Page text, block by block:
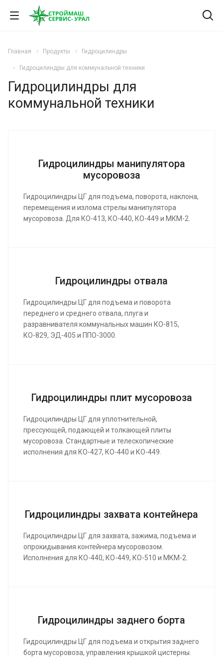
Главная Продукты Гидроцилиндры
Гидроцилиндры для коммунальной техники
Гидроцилиндры для
коммунальной техники
Гидроцилиндры манипулятора
мусоровоза
Гидроцилиндры ЦГ для подъема, поворота, наклона,
перемещения и излома стрелы манипулятора
мусоровоза. Для КО-413, КО-440, КО-449 и МКМ-2.
Гидроцилиндры отвала
Гидроцилиндры ЦГ для подъема и поворота
переднего и среднего отвала, плуга и
разравнивателя коммунальных машин КО-815,
КО-829, ЭД-405 и ППО-3000.
Гидроцилиндры плит мусоровоза
Гидроцилиндры ЦГ для уплотнительной,
прессующей, подающей и толкающей плиты
мусоровоза. Стандартные и телескопические
исполнения для КО-427, КО-440 и КО-449.
Гидроцилиндры захвата контейнера
Гидроцилиндры ЦГ для захвата, зажима, подъема и
опрокидывания контейнера мусоровозом.
Исполнения для КО-440, КО-449, КО-510 и МКМ-2.
Гидроцилиндры заднего борта
Гидроцилиндры ЦГ для подъема и открытия заднего
борта мусоровоза, управления крышкой цистерны.